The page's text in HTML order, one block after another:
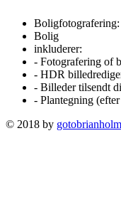
Boligfotografering:
Bolig
inkluderer:
- Fotografering of
- HDR
- Billeder tilsendt
- Plantegning
© 2018 by